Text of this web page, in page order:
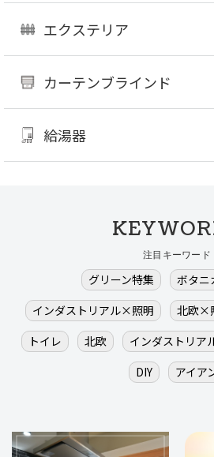
エクステリア
カーテンブラインド
給湯器
注目キーワード
グリーン特集
ボタ
インダストリアル×照明
北欧×
トイレ
北欧 インダストリア
DIY
アイア